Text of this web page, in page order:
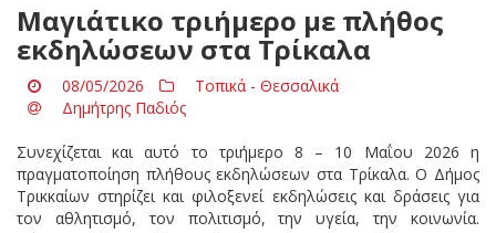
Μαγιάτικο τριήμερο με πλήθος
εκδηλώσεων στα Τρίκαλα
08/05/2026
Τοπικά - Θεσσαλικά
Δημήτρης Παδιός
Συνεχίζεται και αυτό το τριήμερο 8 – 10 Μαΐου 2026 η
πραγματοποίηση πλήθους εκδηλώσεων στα Τρίκαλα. Ο Δήμος
Τρικκαίων στηρίζει και φιλοξενεί εκδηλώσεις και δράσεις για
τον αθλητισμό, τον πολιτισμό, την υγεία, την κοινωνία.